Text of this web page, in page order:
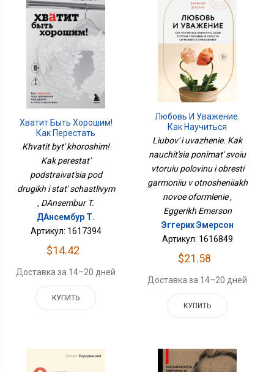
Хватит Быть Хорошим!
Как Перестать
Подстраиваться Под
Других И Стать
Счастливым
Khvatit byt' khoroshim!
Kak perestat'
podstraivat'sia pod
drugikh i stat' schastlivym
, DAnsembur T.
ДАнсембур Т.
Артикул: 1617394
$14.42
Доставка за 14–20 дней
КУПИТЬ
Любовь И Уважение.
Как Научиться
Понимать Свою Вторую
Половину И Обрести
Гармонию В Отношениях
Новое Оформление
Liubov' i uvazhenie. Kak
nauchit'sia ponimat' svoiu
vtoruiu polovinu i obresti
garmoniiu v otnosheniiakh
novoe oformlenie ,
Eggerikh Emerson
Эггерих Эмерсон
Артикул: 1616849
$21.58
Доставка за 14–20 дней
КУПИТЬ